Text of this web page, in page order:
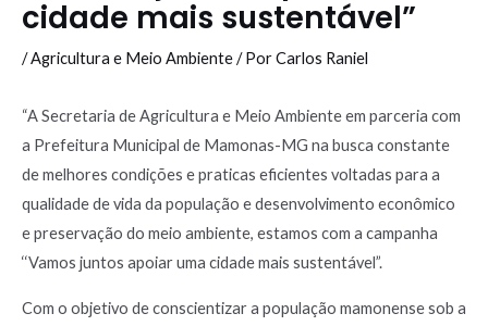
cidade mais sustentável”
/Agricultura e Meio Ambiente/ PorCarlos Raniel
“A Secretaria de Agricultura e Meio Ambiente em parceria com
a Prefeitura Municipal de Mamonas-MG na busca constante
de melhores condições e praticas eficientes voltadas para a
qualidade de vida da população e desenvolvimento econômico
e preservação do meio ambiente, estamos com a campanha
‘‘Vamos juntos apoiar uma cidade mais sustentável”.
Com o objetivo de conscientizar a população mamonense sob a